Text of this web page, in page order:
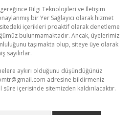
gereğince Bilgi Teknolojileri ve İletişim
bir Yer Sağlayıcı olarak hizmet
içerikleri proaktif olarak denetleme
bulunmamaktadır. Ancak, üyelerimiz
taşımakta olup, siteye üye olarak
sayılırlar.
aykırı olduğunu düşündüğünüz
adresine bildirmeniz
içerisinde sitemizden kaldırılacaktır.